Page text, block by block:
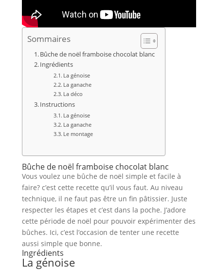
Sommaires
Bûche de noël framboise chocolat blanc
Ingrédients
La génoise
La ganache
La déco
Instructions
La génoise
La ganache
Le montage
Bûche de noël framboise chocolat blanc
Vous voulez une bûche de noël simple et facile à
faire? c’est cette recette qu’il vous faut. Au niveau
technique, il ne faut pas être un fin pâtissier. Juste
respecter les étapes et c’est dans la poche. J’adore
cette période de noël pour pouvoir expérimenter des
bûches. Ici, c’est l’occasion de tenter une recette
aussi simple que bonne.
Ingrédients
La génoise